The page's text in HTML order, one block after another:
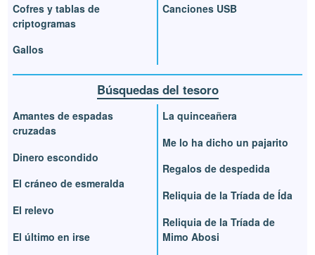
Cofres y tablas de
criptogramas
Gallos
Canciones USB
Búsquedas del tesoro
Amantes de espadas
cruzadas
Dinero escondido
El cráneo de esmeralda
El relevo
El último en irse
La quinceañera
Me lo ha dicho un pajarito
Regalos de despedida
Reliquia de la Tríada de Ída
Reliquia de la Tríada de
Mimo Abosi